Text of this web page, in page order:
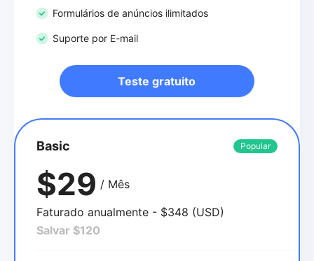
Formulários de anúncios ilimitados
Suporte por E-mail
Teste gratuito
Basic Popular
$29 / Mês
Faturado anualmente - $348 (USD)
Salvar $120